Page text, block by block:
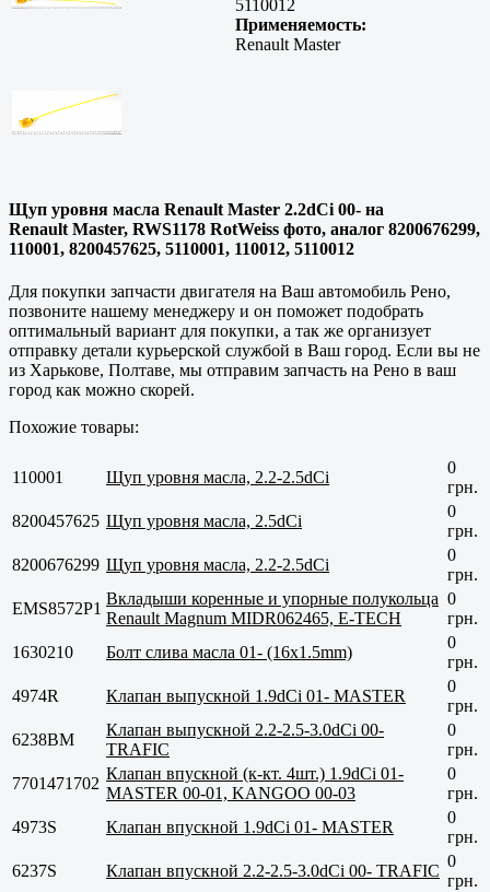
5110012
Применяемость:
Renault Master
Щуп уровня масла Renault Master 2.2dCi 00- на
Renault Master, RWS1178 RotWeiss фото, аналог 8200676299,
110001, 8200457625, 5110001, 110012, 5110012
Для покупки запчасти двигателя на Ваш автомобиль Рено,
позвоните нашему менеджеру и он поможет подобрать
оптимальный вариант для покупки, а так же организует
отправку детали курьерской службой в Ваш город. Если вы не
из Харькове, Полтаве, мы отправим запчасть на Рено в ваш
город как можно скорей.
Похожие товары:
110001 Щуп уровня масла, 2.2-2.5dСi
0
грн.
8200457625 Щуп уровня масла, 2.5dСi
0
грн.
8200676299 Щуп уровня масла, 2.2-2.5dСi
0
грн.
EMS8572P1
Вкладыши коренные и упорные полукольца
Renault Magnum MIDR062465, E-TECH
0
грн.
1630210
Болт слива масла 01- (16x1.5mm)
0
грн.
4974R
Клапан выпускной 1.9dCi 01- MASTER
0
грн.
6238BM
Клапан выпускной 2.2-2.5-3.0dCi 00-
TRAFIC
0
грн.
7701471702
Клапан впускной (к-кт. 4шт.) 1.9dCi 01-
MASTER 00-01, KANGOO 00-03
0
грн.
4973S
Клапан впускной 1.9dCi 01- MASTER
0
грн.
6237S
Клапан впускной 2.2-2.5-3.0dCi 00- TRAFIC
0
грн.